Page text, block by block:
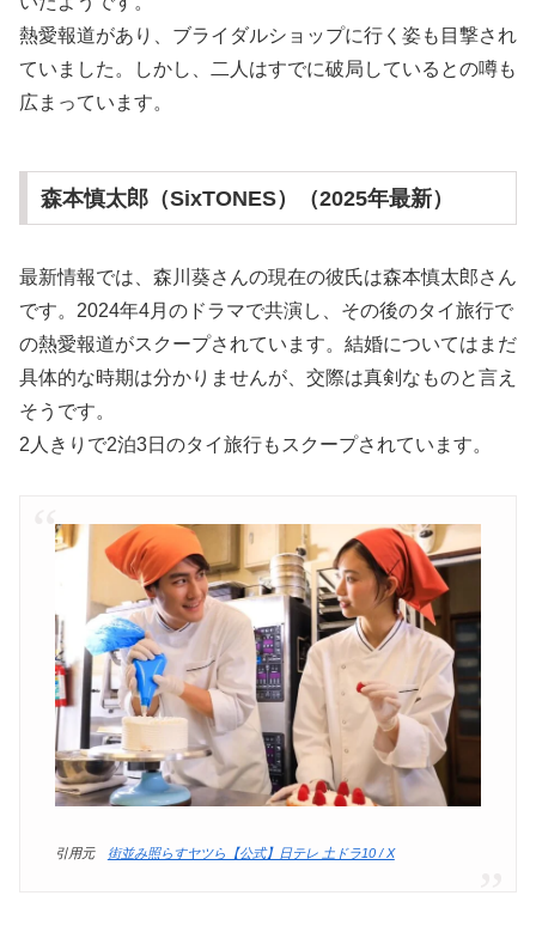
熱愛報道があり、ブライダルショップに行く姿も目撃され
ていました。しかし、二人はすでに破局しているとの噂も
広まっています。
森本慎太郎（SixTONES）（2025年最新）
最新情報では、森川葵さんの現在の彼氏は森本慎太郎さん
です。2024年4月のドラマで共演し、その後のタイ旅行で
の熱愛報道がスクープされています。結婚についてはまだ
具体的な時期は分かりませんが、交際は真剣なものと言え
そうです。
2人きりで2泊3日のタイ旅行もスクープされています。
引用元 街並み照らすヤツら【公式】日テレ 土ドラ10 / X